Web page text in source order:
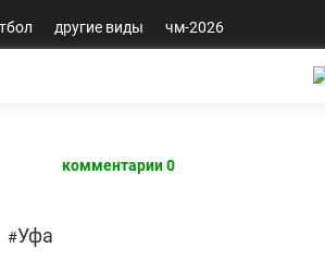
другие виды чм-2026
комментарии 0
#Уфа